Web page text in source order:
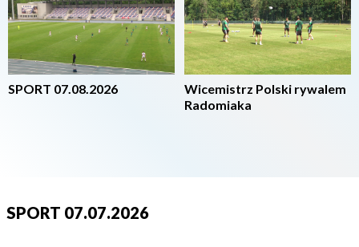
SPORT 07.08.2026
Wicemistrz Polski rywalem
Radomiaka
SPORT 07.07.2026